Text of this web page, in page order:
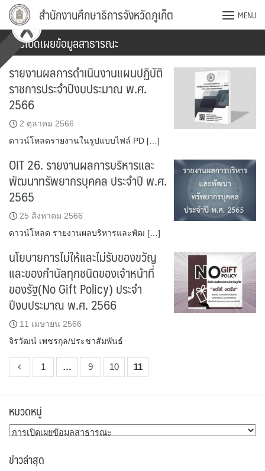
Skip
content
สำนักงานศึกษาธิการจังหวัดภูเก็ต MENU
การเปิดเผยข้อมูลสาธารณะ
รายงานผลการดำเนินงานแผนปฏิบัติ
ราชการประจำปีงบประมาณ พ.ศ.
2566
2 ตุลาคม 2566
ดาวน์โหลดรายงานในรูปแบบไฟล์ PD […]
OIT 26. รายงานผลการบริหารและ
พัฒนาทรัพยากรบุคคล ประจำปี พ.ศ.
2565
25 สิงหาคม 2566
ดาวน์โหลด รายงานผลบริหารและพัฒ […]
นโยบายการไม่ให้และไม่รับของขวัญ
และของกำนัลทุกชนิดของเจ้าหน้าที่
ของรัฐ(No Gift Policy) ประจำ
ปีงบประมาณ พ.ศ. 2566
11 เมษายน 2566
จิรวัฒน์ เพชรกุล/ประชาสัมพันธ์
1 … 9 10 11
หมวดหมู่
หมวด
ข่าวล่าสุด